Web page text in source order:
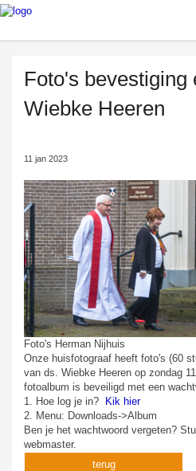
Foto's bevestiging
Wiebke Heeren
11 jan 2023
Foto's Herman Nijhuis
Onze huisfotograaf heeft foto's (60
van ds. Wiebke Heeren op zondag
fotoalbum is beveiligd met een
1. Hoe log je in?
Kik hier
2. Menu: Downloads->Album
Ben je het wachtwoord vergeten?
webmaster.
terug